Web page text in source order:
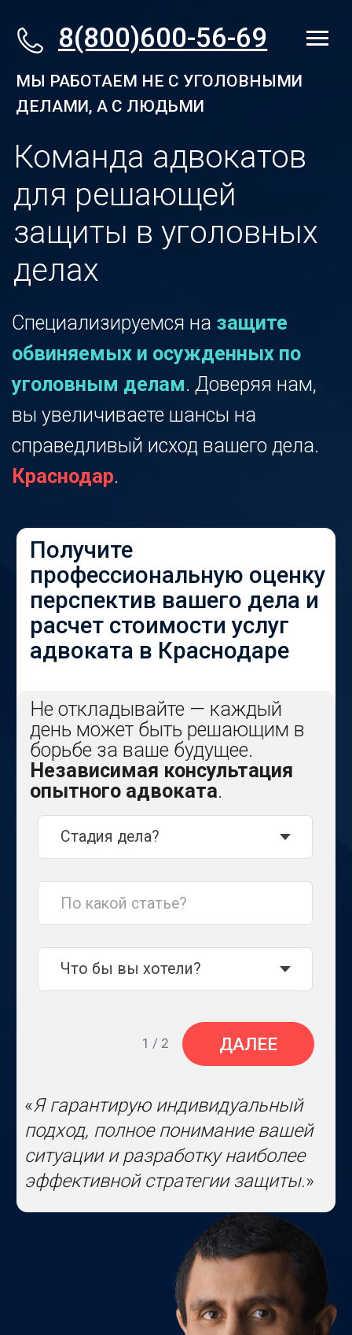
Команда адвокатов
для решающей
защиты в уголовных
делах
Специализируемся на защите
обвиняемых и осужденных по
уголовным делам
справедливый исход вашего дела.
МЫ РАБОТАЕМ НЕ С УГОЛОВНЫМИ
ДЕЛАМИ, А С ЛЮДЬМИ
8(800)600-56-69
Получите
профессиональную оценку
перспектив вашего дела и
расчет стоимости услуг
адвоката в Краснодаре
борьбе за ваше будущее.
Независимая консультация
опытного адвоката
ДАЛЕЕ
1 / 2
Я гарантирую индивидуальный
эффективной стратегии защиты.
адвокат, рег. номер №23/6786